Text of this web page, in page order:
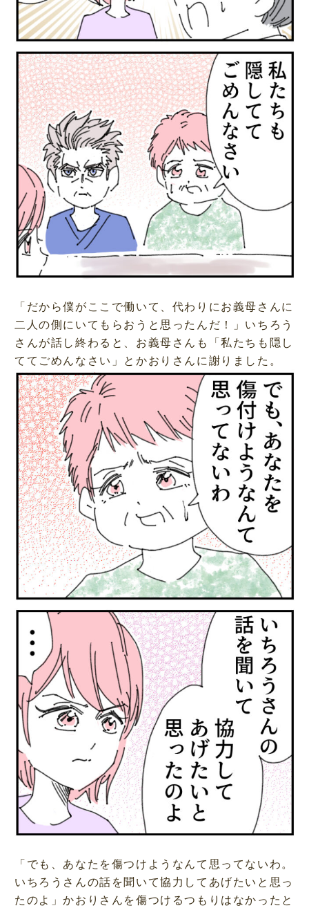
「だから僕がここで働いて、代わりにお義母さんに
二人の側にいてもらおうと思ったんだ！」いちろう
さんが話し終わると、お義母さんも「私たちも隠し
ててごめんなさい」とかおりさんに謝りました。
「でも、あなたを傷つけようなんて思ってないわ。
いちろうさんの話を聞いて協力してあげたいと思っ
たのよ」かおりさんを傷つけるつもりはなかったと